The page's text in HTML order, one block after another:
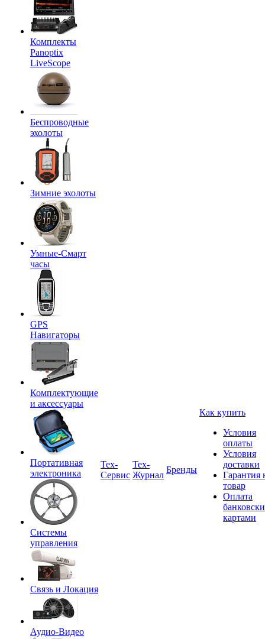
Комплекты
Panoptix
LiveScope
Беспроводные
эхолоты
Зимние эхолоты
Умные-Смарт
часы
GPS
Навигаторы
Комплектующие
и аксессуары
Портативная
электроника
Системы
управления
Связь и Локация
Аудио-Видео
Tex-
Сервис
Тех-
Журнал
Бренды
Как купить
Условия
оплаты
Условия
доставки
Гарантия
товар
Оплата
картами